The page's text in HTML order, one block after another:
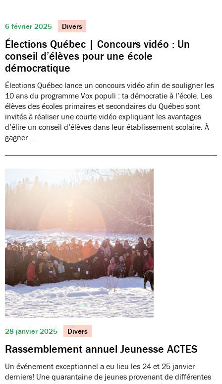
6 février 2025 Divers
Élections Québec | Concours vidéo : Un
conseil d’élèves pour une école
démocratique
Élections Québec lance un concours vidéo afin de souligner les
10 ans du programme Vox populi : ta démocratie à l’école. Les
élèves des écoles primaires et secondaires du Québec sont
invités à réaliser une courte vidéo expliquant les avantages
d’élire un conseil d’élèves dans leur établissement scolaire. À
gagner…
28 janvier 2025 Divers
Rassemblement annuel Jeunesse ACTES
Un événement exceptionnel a eu lieu les 24 et 25 janvier
derniers! Une quarantaine de jeunes provenant de différentes